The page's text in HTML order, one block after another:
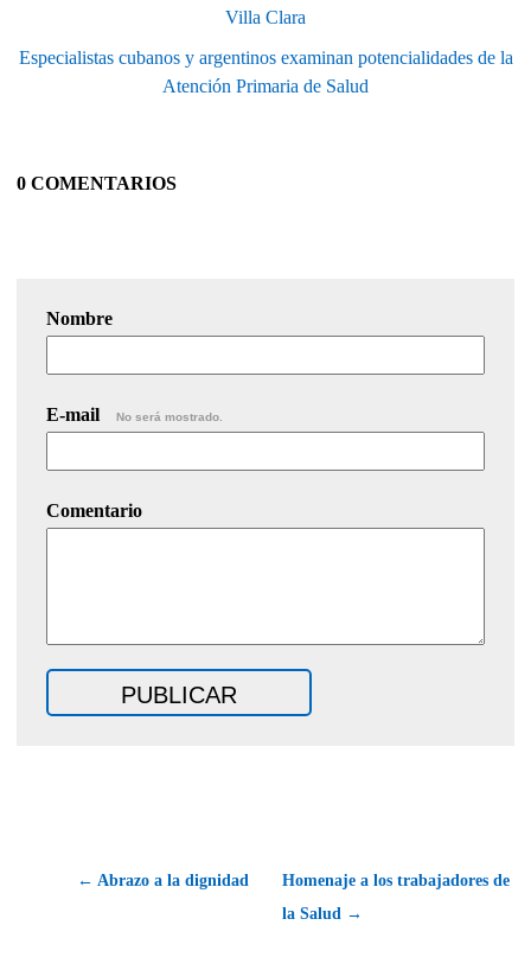
Villa Clara
Especialistas cubanos y argentinos examinan potencialidades de la
Atención Primaria de Salud
0 COMENTARIOS
Nombre
E-mail No será mostrado.
Comentario
← Abrazo a la dignidad
Homenaje a los trabajadores de
la Salud →